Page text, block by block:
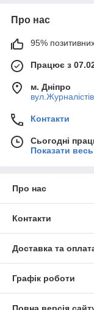
Про нас
95% позитивних
Працює з
м. Дніпро
Контакти
Сьогодні
Показати
Про нас
Контакти
Доставка та
Графік роботи